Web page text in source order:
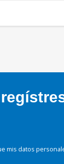
mis datos